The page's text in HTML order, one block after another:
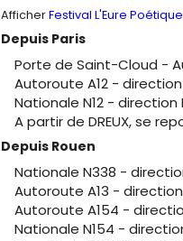
AfficherFestival L'Eure
Depuis Paris
Porte de Saint-Cloud -
Autoroute A12 - direction
Nationale N12 - direction
A partir de DREUX, se
Depuis Rouen
Nationale N338 -
Autoroute A13 - direction
Autoroute A154 -
Nationale N154 - direction